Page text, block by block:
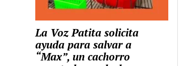
La Voz Patita solicita
ayuda para salvar a
“Max”, un cachorro